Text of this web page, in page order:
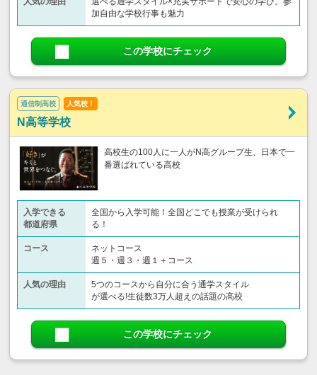
加自由な学校行事も魅力
この学校にチェック
通信制高校 人気校！
N高等学校
高校生の100人に一人がN高グループ生、日本で一
番選ばれている高校
入学できる
都道府県
全国から入学可能！全国どこでも授業が受けられ
る！
コース
ネットコース
週５・週３・週１＋コース
人気の理由
5つのコースから自分に合う通学スタイル
が選べる!生徒数3万人超えの話題の高校
この学校にチェック